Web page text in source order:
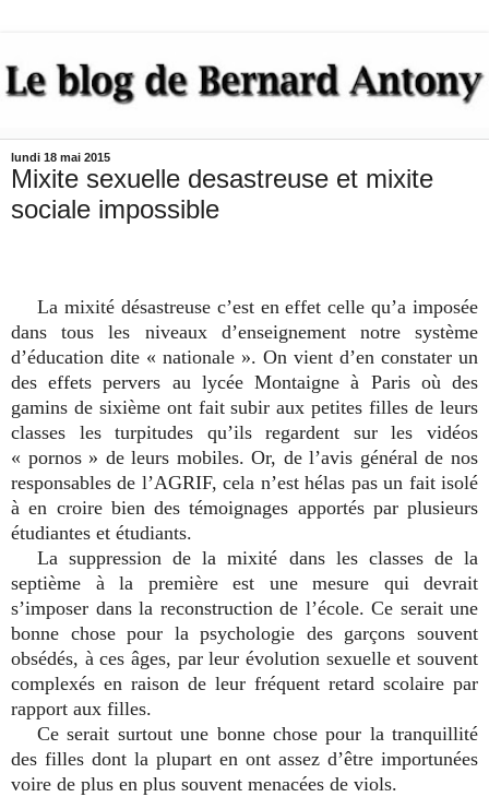
lundi 18 mai 2015
Mixite sexuelle desastreuse et mixite
sociale impossible
La mixité désastreuse c’est en effet celle qu’a imposée
dans tous les niveaux d’enseignement notre système
d’éducation dite « nationale ». On vient d’en constater un
des effets pervers au lycée Montaigne à Paris où des
gamins de sixième ont fait subir aux petites filles de leurs
classes les turpitudes qu’ils regardent sur les vidéos
« pornos » de leurs mobiles. Or, de l’avis général de nos
responsables de l’AGRIF, cela n’est hélas pas un fait isolé
à en croire bien des témoignages apportés par plusieurs
étudiantes et étudiants.
La suppression de la mixité dans les classes de la
septième à la première est une mesure qui devrait
s’imposer dans la reconstruction de l’école. Ce serait une
bonne chose pour la psychologie des garçons souvent
obsédés, à ces âges, par leur évolution sexuelle et souvent
complexés en raison de leur fréquent retard scolaire par
rapport aux filles.
Ce serait surtout une bonne chose pour la tranquillité
des filles dont la plupart en ont assez d’être importunées
voire de plus en plus souvent menacées de viols.